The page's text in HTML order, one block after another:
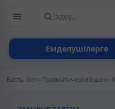
Емделушілерге
Сайттан іздеу
Басты бет/«Травматический шок»